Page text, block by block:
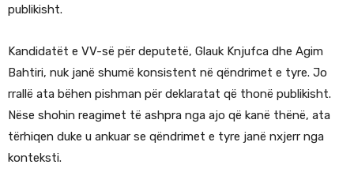
publikisht.
Kandidatët e VV-së për deputetë, Glauk Knjufca dhe Agim
Bahtiri, nuk janë shumë konsistent në qëndrimet e tyre. Jo
rrallë ata bëhen pishman për deklaratat që thonë publikisht.
Nëse shohin reagimet të ashpra nga ajo që kanë thënë, ata
tërhiqen duke u ankuar se qëndrimet e tyre janë nxjerr nga
konteksti.